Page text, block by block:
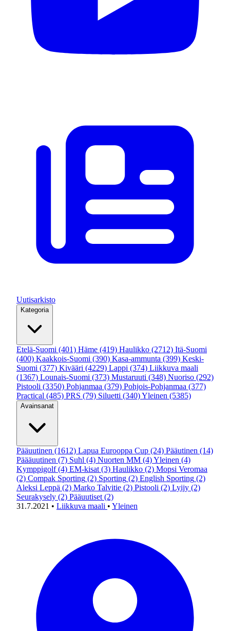
Uutisarkisto
Kategoria
Etelä-Suomi (401) Häme (419) Haulikko (2712) Itä-Suomi
(400) Kaakkois-Suomi (390) Kasa-ammunta (399) Keski-
Suomi (377) Kivääri (4229) Lappi (374) Liikkuva maali
(1367) Lounais-Suomi (373) Mustaruuti (348) Nuoriso (292)
Pistooli (3350) Pohjanmaa (379) Pohjois-Pohjanmaa (377)
Practical (485) PRS (79) Siluetti (340)Yleinen (5385)
Avainsanat
Pääuutinen (1612) Lapua Eurooppa Cup (24) Pääutinen (14)
Päääuutinen (7) Suhl (4) Nuorten MM (4)Yleinen (4)
Kymppigolf (4) EM-kisat (3) Haulikko (2) Mopsi Veromaa
(2) Compak Sporting (2) Sporting (2) English Sporting (2)
Aleksi Leppä (2) Marko Talvitie (2) Pistooli (2) Lyijy (2)
Seurakysely (2) Pääuutiset (2)
31.7.2021 • Liikkuva maali • Yleinen